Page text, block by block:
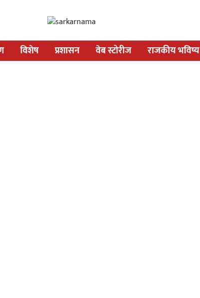
विशेष प्रशासन वेब स्टोरीज राजकीय भविष्य